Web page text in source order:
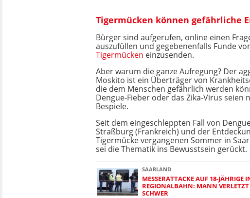
Tigermücken können gefährliche
Bürger sind aufgerufen, online einen
auszufüllen und gegebenenfalls Funde
Tigermücken einzusenden.
Aber warum die ganze Aufregung? Der
Moskito ist ein Überträger von
die dem Menschen gefährlich werden
Dengue-Fieber oder das Zika-Virus seien
Bespiele.
Seit dem eingeschleppten Fall von
Straßburg (Frankreich) und der
Tigermücke vergangenen Sommer in
sei die Thematik ins Bewusstsein gerückt.
SAARLAND
MESSERATTACKE AUF 18-JÄHRIGE
REGIONALBAHN: MANN VERLETZT
SCHWER